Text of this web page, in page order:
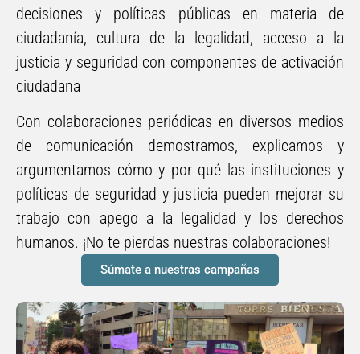
decisiones y políticas públicas en materia de
ciudadanía, cultura de la legalidad, acceso a la
justicia y seguridad con componentes de activación
ciudadana
Con colaboraciones periódicas en diversos medios
de comunicación demostramos, explicamos y
argumentamos cómo y por qué las instituciones y
políticas de seguridad y justicia pueden mejorar su
trabajo con apego a la legalidad y los derechos
humanos. ¡No te pierdas nuestras colaboraciones!
Súmate a nuestras campañas